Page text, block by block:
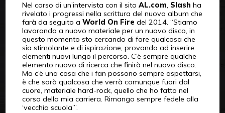
Nel corso di un’intervista con il sito AL.com, Slash ha
rivelato i progressi nella scrittura del nuovo album che
farà da seguito a World On Fire del 2014. “Stiamo
lavorando a nuovo materiale per un nuovo disco, in
questo momento sto cercando di fare qualcosa che
sia stimolante e di ispirazione, provando ad inserire
elementi nuovi lungo il percorso. C’è sempre qualche
elemento nuovo di ricerca che finirà nel nuovo disco.
Ma c’è una cosa che i fan possono sempre aspettarsi,
è che sarà qualcosa che verrà comunque fuori dal
cuore, materiale hard-rock, quello che ho fatto nel
corso della mia carriera. Rimango sempre fedele alla
‘vecchia scuola’”.